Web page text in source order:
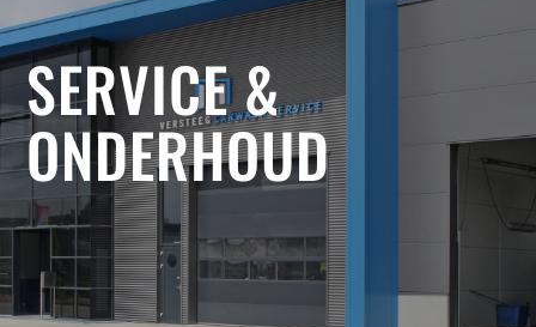
SERVICE &
ONDERHOUD